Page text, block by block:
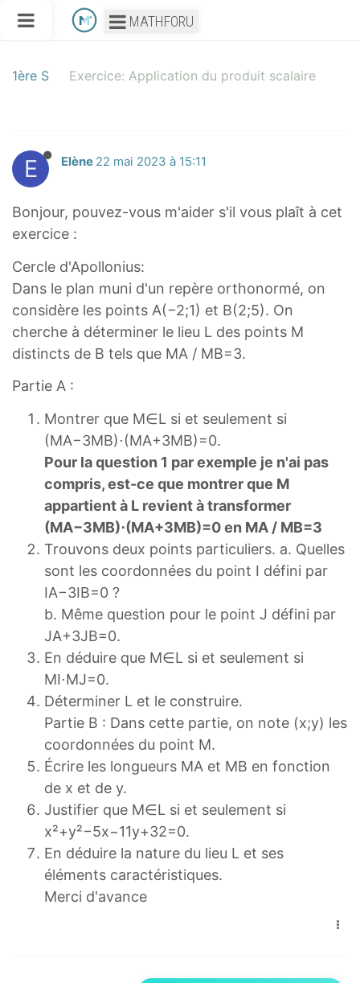
MATHFORU
1ère S Exercice: Application du produit scalaire
E Elène 22 mai 2023 à 15:11
Bonjour, pouvez-vous m'aider s'il vous plaît à cet
exercice :
Cercle d'Apollonius:
Dans le plan muni d'un repère orthonormé, on
considère les points A(−2;1) et B(2;5). On
cherche à déterminer le lieu L des points M
distincts de B tels que MA / MB​=3.
Partie A :
Montrer que M∈L si et seulement si
(MA−3MB)⋅(MA+3MB)=0.
Pour la question 1 par exemple je n'ai pas
compris, est-ce que montrer que M
appartient à L revient à transformer
(MA−3MB)⋅(MA+3MB)=0 en MA / MB​=3
Trouvons deux points particuliers. a. Quelles
sont les coordonnées du point I défini par
IA−3IB=0 ?
b. Même question pour le point J défini par
JA+3JB=0.
En déduire que M∈L si et seulement si
MI⋅MJ=0.
Déterminer L et le construire.
Partie B : Dans cette partie, on note (x;y) les
coordonnées du point M.
Écrire les longueurs MA et MB en fonction
de x et de y.
Justifier que M∈L si et seulement si
x²+y²−5x−11y+32=0.
En déduire la nature du lieu L et ses
éléments caractéristiques.
Merci d'avance